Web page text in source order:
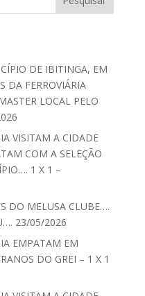
DE IBITINGA, EM
DA FERROVIÁRIA
LOCAL PELO
VISITAM A CIDADE
COM A SELEÇÃO
1 X 1 –
DO MELUSA CLUBE….
23/05/2026
EMPATAM EM
DO GREI – 1 X 1